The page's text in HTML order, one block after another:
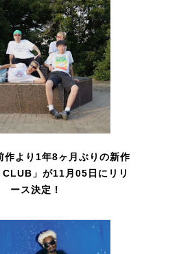
作より1年8ヶ月ぶりの新作
CLUB」が11月05日にリリ
ース決定！